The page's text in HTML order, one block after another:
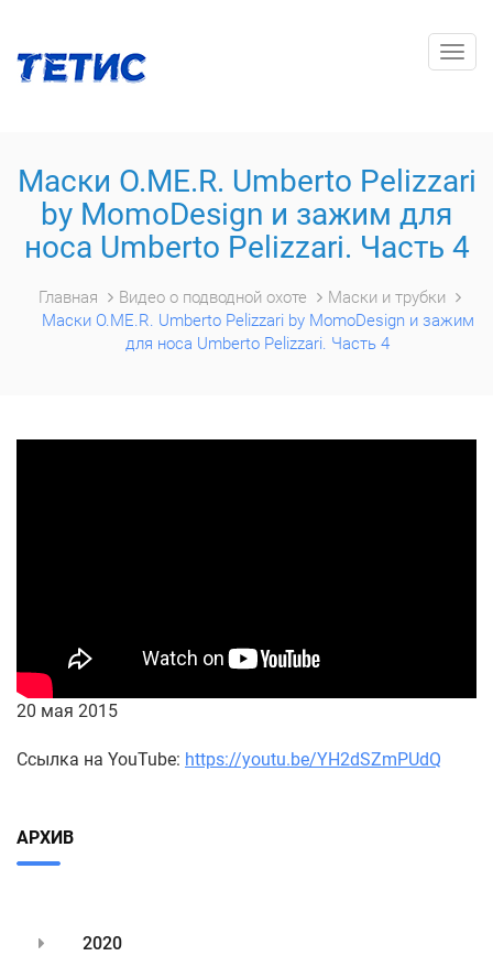
Маски O.ME.R. Umberto Pelizzari
by MomoDesign и зажим для
носа Umberto Pelizzari. Часть 4
Главная Видео о подводной охоте
Маски и трубки
Маски O.ME.R. Umberto Pelizzari by MomoDesign и зажим
для носа Umberto Pelizzari. Часть 4
20 мая 2015
Ссылка на YouTube: https://youtu.be/YH2dSZmPUdQ
АРХИВ
2020